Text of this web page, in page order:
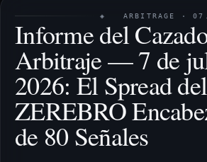
◈ ARBITRAGE ·
Informe del
Arbitraje — 7 de
2026: El Spread
ZEREBRO
de 80 Señales